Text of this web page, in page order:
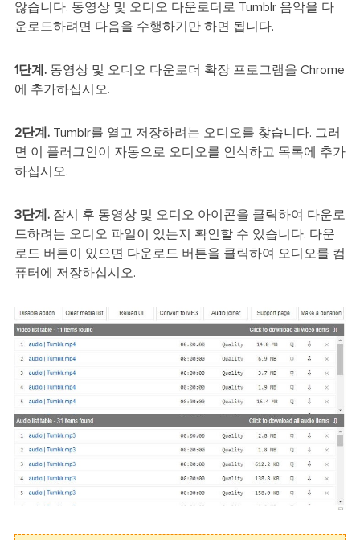
않습니다. 동영상 및 오디오 다운로더로 Tumblr 음악을 다
운로드하려면 다음을 수행하기만 하면 됩니다.
1단계. 동영상 및 오디오 다운로더 확장 프로그램을 Chrome
에 추가하십시오.
2단계.Tumblr를 열고 저장하려는 오디오를 찾습니다. 그러
면 이 플러그인이 자동으로 오디오를 인식하고 목록에 추가
하십시오.
3단계. 잠시 후 동영상 및 오디오 아이콘을 클릭하여 다운로
드하려는 오디오 파일이 있는지 확인할 수 있습니다. 다운
로드 버튼이 있으면 다운로드 버튼을 클릭하여 오디오를 컴
퓨터에 저장하십시오.